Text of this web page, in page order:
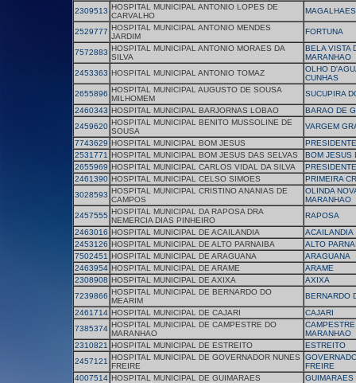
2309513 HOSPITAL MUNICIPAL ANTONIO LOPES DE
CARVALHO
2529777 HOSPITAL MUNICIPAL ANTONIO MENDES
JARDIM
FORTUNA
7572883 HOSPITAL MUNICIPAL ANTONIO MORAES DA
SILVA
BELA VISTA
MARANHAO
2453363 HOSPITAL MUNICIPAL ANTONIO TOMAZ
OLHO
CUNHAS
2655896 HOSPITAL MUNICIPAL AUGUSTO DE SOUSA
MILHOMEM
SUCUPIRA
2460343 HOSPITAL MUNICIPAL BARJORNAS LOBAO
BARAO DE
2459620 HOSPITAL MUNICIPAL BENITO MUSSOLINE DE
SOUSA
VARGEM
7743629 HOSPITAL MUNICIPAL BOM JESUS
2531771 HOSPITAL MUNICIPAL BOM JESUS DAS SELVAS
BOM JESUS
2655969 HOSPITAL MUNICIPAL CARLOS VIDAL DA SILVA
2461390 HOSPITAL MUNICIPAL CELSO SIMOES
PRIMEIRA
3028593 HOSPITAL MUNICIPAL CRISTINO ANANIAS DE
CAMPOS
OLINDA
MARANHAO
2457555 HOSPITAL MUNICIPAL DA RAPOSA DRA
NEMERCIA DIAS PINHEIRO
RAPOSA
2463016 HOSPITAL MUNICIPAL DE ACAILANDIA
ACAILANDIA
2453126 HOSPITAL MUNICIPAL DE ALTO PARNAIBA
ALTO
7502451 HOSPITAL MUNICIPAL DE ARAGUANA
ARAGUANA
2463954 HOSPITAL MUNICIPAL DE ARAME
ARAME
2308908 HOSPITAL MUNICIPAL DE AXIXA
AXIXA
7239866 HOSPITAL MUNICIPAL DE BERNARDO DO
MEARIM
BERNARDO
2461714 HOSPITAL MUNICIPAL DE CAJARI
CAJARI
7385374 HOSPITAL MUNICIPAL DE CAMPESTRE DO
MARANHAO
MARANHAO
2310821 HOSPITAL MUNICIPAL DE ESTREITO
ESTREITO
2457121 HOSPITAL MUNICIPAL DE GOVERNADOR NUNES
FREIRE
FREIRE
4007514 HOSPITAL MUNICIPAL DE GUIMARAES
GUIMARAES